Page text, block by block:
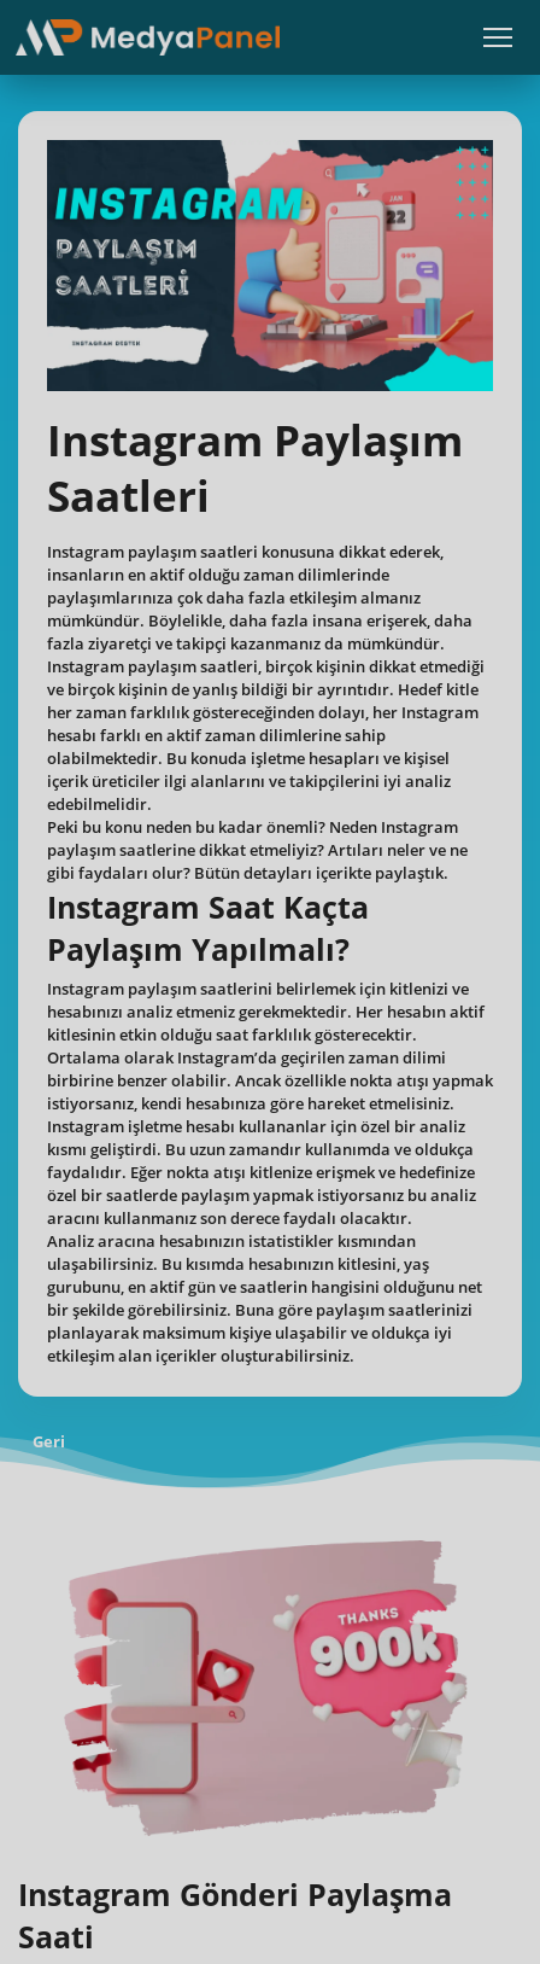
Instagram Paylaşım
Saatleri
Instagram paylaşım saatleri konusuna dikkat ederek,
insanların en aktif olduğu zaman dilimlerinde
paylaşımlarınıza çok daha fazla etkileşim almanız
mümkündür. Böylelikle, daha fazla insana erişerek, daha
fazla ziyaretçi ve takipçi kazanmanız da mümkündür.
Instagram paylaşım saatleri, birçok kişinin dikkat etmediği
ve birçok kişinin de yanlış bildiği bir ayrıntıdır. Hedef kitle
her zaman farklılık göstereceğinden dolayı, her Instagram
hesabı farklı en aktif zaman dilimlerine sahip
olabilmektedir. Bu konuda işletme hesapları ve kişisel
içerik üreticiler ilgi alanlarını ve takipçilerini iyi analiz
edebilmelidir.
Peki bu konu neden bu kadar önemli? Neden Instagram
paylaşım saatlerine dikkat etmeliyiz? Artıları neler ve ne
gibi faydaları olur? Bütün detayları içerikte paylaştık.
Instagram Saat Kaçta
Paylaşım Yapılmalı?
Instagram paylaşım saatlerini belirlemek için kitlenizi ve
hesabınızı analiz etmeniz gerekmektedir. Her hesabın aktif
kitlesinin etkin olduğu saat farklılık gösterecektir.
Ortalama olarak Instagram’da geçirilen zaman dilimi
birbirine benzer olabilir. Ancak özellikle nokta atışı yapmak
istiyorsanız, kendi hesabınıza göre hareket etmelisiniz.
Instagram işletme hesabı kullananlar için özel bir analiz
kısmı geliştirdi. Bu uzun zamandır kullanımda ve oldukça
faydalıdır. Eğer nokta atışı kitlenize erişmek ve hedefinize
özel bir saatlerde paylaşım yapmak istiyorsanız bu analiz
aracını kullanmanız son derece faydalı olacaktır.
Analiz aracına hesabınızın istatistikler kısmından
ulaşabilirsiniz. Bu kısımda hesabınızın kitlesini, yaş
gurubunu, en aktif gün ve saatlerin hangisini olduğunu net
bir şekilde görebilirsiniz. Buna göre paylaşım saatlerinizi
planlayarak maksimum kişiye ulaşabilir ve oldukça iyi
etkileşim alan içerikler oluşturabilirsiniz.
Geri
Instagram Gönderi Paylaşma
Saati